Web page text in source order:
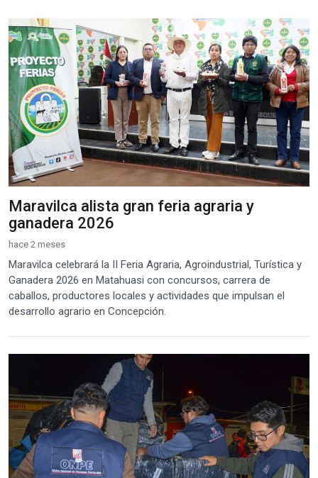
Maravilca alista gran feria agraria y
ganadera 2026
hace 2 meses
Maravilca celebrará la II Feria Agraria, Agroindustrial, Turística y
Ganadera 2026 en Matahuasi con concursos, carrera de
caballos, productores locales y actividades que impulsan el
desarrollo agrario en Concepción.